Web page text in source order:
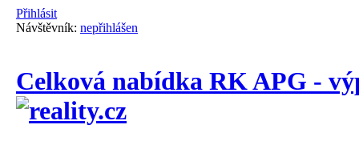
Přihlásit
Návštěvník: nepřihlášen
Celková nabídka RK APG -